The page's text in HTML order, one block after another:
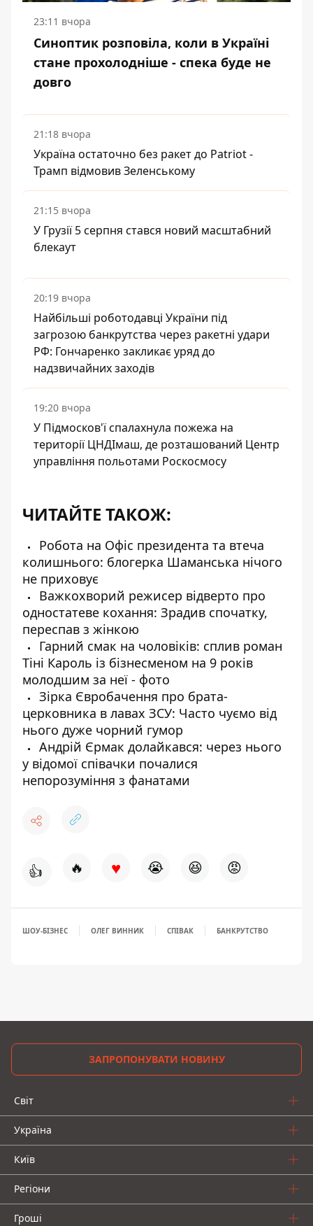
23:11 вчора
Синоптик розповіла, коли в Україні
стане прохолодніше - спека буде не
довго
21:18 вчора
Україна остаточно без ракет до Patriot -
Трамп відмовив Зеленському
21:15 вчора
У Грузії 5 серпня стався новий масштабний
блекаут
20:19 вчора
Найбільші роботодавці України під
загрозою банкрутства через ракетні удари
РФ: Гончаренко закликає уряд до
надзвичайних заходів
19:20 вчора
У Підмосков'ї спалахнула пожежа на
території ЦНДІмаш, де розташований Центр
управління польотами Роскосмосу
ЧИТАЙТЕ ТАКОЖ:
Робота на Офіс президента та втеча
колишнього: блогерка Шаманська нічого
не приховує
Важкохворий режисер відверто про
одностатеве кохання: Зрадив спочатку,
переспав з жінкою
Гарний смак на чоловіків: сплив роман
Тіні Кароль із бізнесменом на 9 років
молодшим за неї - фото
Зірка Євробачення про брата-
церковника в лавах ЗСУ: Часто чуємо від
нього дуже чорний гумор
Андрій Єрмак долайкався: через нього
у відомої співачки почалися
непорозуміння з фанатами
👍 🔥 ♥ 😭 😆 😡
ШОУ-БІЗНЕС ОЛЕГ ВИННИК СПІВАК БАНКРУТСТВО
ЗАПРОПОНУВАТИ НОВИНУ
Світ
Україна
Київ
Регіони
Гроші